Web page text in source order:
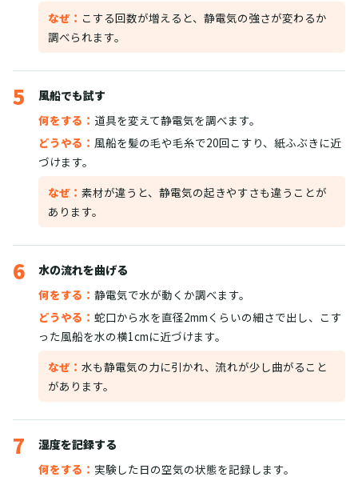
なぜ： こする回数が増えると、静電気の強さが変わるか
調べられます。
5
風船でも試す
何をする： 道具を変えて静電気を調べます。
どうやる： 風船を髪の毛や毛糸で20回こすり、紙ふぶきに近
づけます。
なぜ： 素材が違うと、静電気の起きやすさも違うことが
あります。
6
水の流れを曲げる
何をする： 静電気で水が動くか調べます。
どうやる： 蛇口から水を直径2mmくらいの細さで出し、こす
った風船を水の横1cmに近づけます。
なぜ： 水も静電気の力に引かれ、流れが少し曲がること
があります。
7
湿度を記録する
何をする： 実験した日の空気の状態を記録します。